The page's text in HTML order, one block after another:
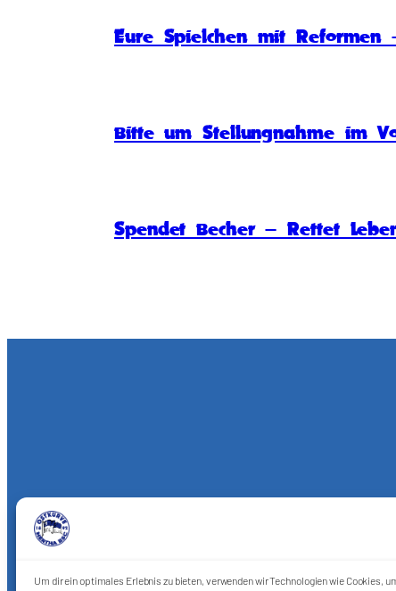
Um dir ein optimales Erlebnis zu bieten, verwenden wir Technologien wie Cookies,
Eure Spielchen mit
Bitte um Stellungnahme im
Spendet Becher – Rettet